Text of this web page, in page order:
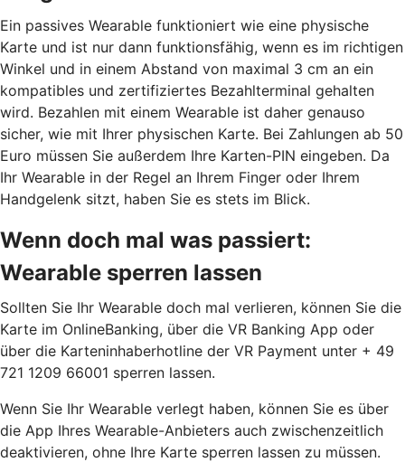
Ein passives Wearable funktioniert wie eine physische
Karte und ist nur dann funktionsfähig, wenn es im richtigen
Winkel und in einem Abstand von maximal 3 cm an ein
kompatibles und zertifiziertes Bezahlterminal gehalten
wird. Bezahlen mit einem Wearable ist daher genauso
sicher, wie mit Ihrer physischen Karte. Bei Zahlungen ab 50
Euro müssen Sie außerdem Ihre Karten-PIN eingeben. Da
Ihr Wearable in der Regel an Ihrem Finger oder Ihrem
Handgelenk sitzt, haben Sie es stets im Blick.
Wenn doch mal was passiert:
Wearable sperren lassen
Sollten Sie Ihr Wearable doch mal verlieren, können Sie die
Karte im OnlineBanking, über die VR Banking App oder
über die Karteninhaberhotline der VR Payment unter + 49
721 1209 66001 sperren lassen.
Wenn Sie Ihr Wearable verlegt haben, können Sie es über
die App Ihres Wearable-Anbieters auch zwischenzeitlich
deaktivieren, ohne Ihre Karte sperren lassen zu müssen.